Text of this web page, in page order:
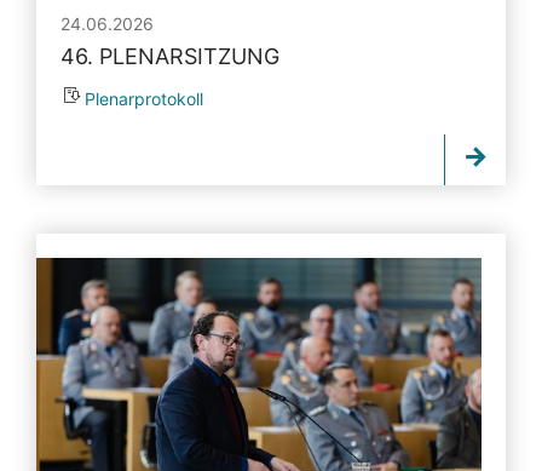
24.06.2026
46. PLENARSITZUNG
Plenarprotokoll